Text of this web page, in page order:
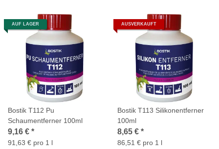
AUF LAGER
Bostik T112 Pu
Schaumentferner 100ml
9,16 € *
91,63 € pro 1 l
AUSVERKAUFT
Bostik T113 Silikonentferner
100ml
8,65 € *
86,51 € pro 1 l